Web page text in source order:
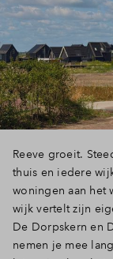
Reeve groeit.
thuis en iedere
woningen aan het
wijk vertelt zijn
De Dorpskern en
nemen je mee